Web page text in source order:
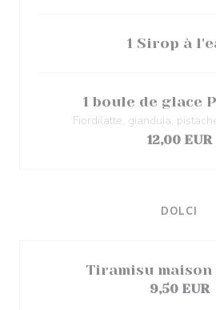
1 Sirop à
1 boule de glace
Fiordilatte, gianduia,
12,00 EUR
DOLCI
Tiramisu maison
9,50 EUR